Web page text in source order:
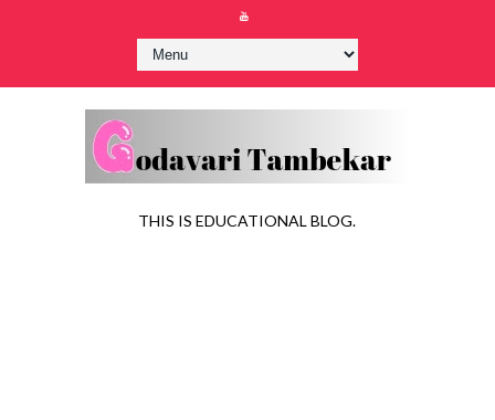
THIS IS EDUCATIONAL BLOG.